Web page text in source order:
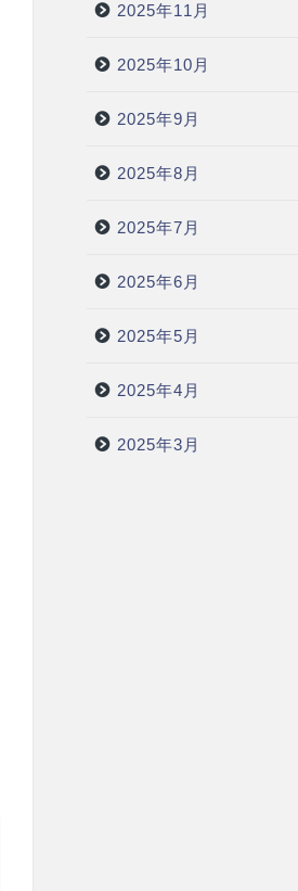
2025年11月
2025年10月
2025年9月
2025年8月
2025年7月
2025年6月
2025年5月
2025年4月
2025年3月